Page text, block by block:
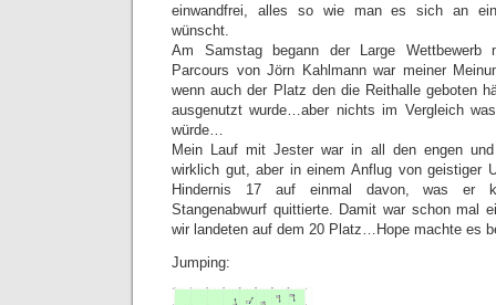
einwandfrei, alles so wie man es sich an
wünscht.
Am Samstag begann der Large
Parcours von Jörn Kahlmann war meiner
wenn auch der Platz den die Reithalle geboten
ausgenutzt wurde…aber nichts im Vergleich
würde…
Mein Lauf mit Jester war in all den engen und
wirklich gut, aber in einem Anflug von geistiger
Hindernis 17 auf einmal davon, was er
Stangenabwurf quittierte. Damit war schon mal
wir landeten auf dem 20 Platz…Hope machte es
Jumping: